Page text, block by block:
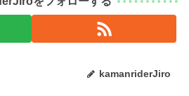
kamanriderJiro